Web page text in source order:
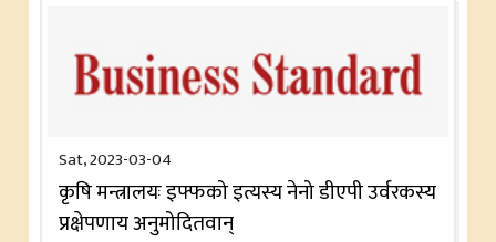
Sat, 2023-03-04
कृषि मन्त्रालयः इफ्फको इत्यस्य नेनो डीएपी उर्वरकस्य
प्रक्षेपणाय अनुमोदितवान्